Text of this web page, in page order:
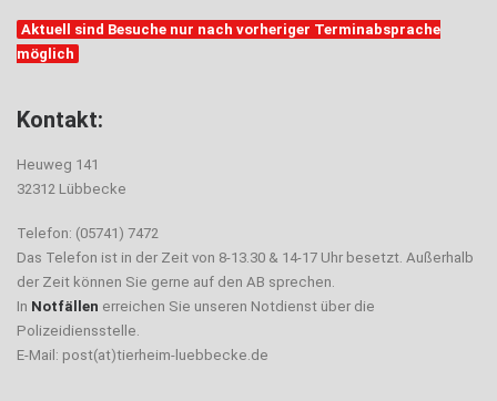
Aktuell sind Besuche nur nach vorheriger Terminabsprache
möglich
Kontakt:
Heuweg 141
32312 Lübbecke
Telefon: (05741) 7472
Das Telefon ist in der Zeit von 8-13.30 & 14-17 Uhr besetzt. Außerhalb
der Zeit können Sie gerne auf den AB sprechen.
In Notfällen erreichen Sie unseren Notdienst über die
Polizeidiensstelle.
E-Mail: post(at)tierheim-luebbecke.de